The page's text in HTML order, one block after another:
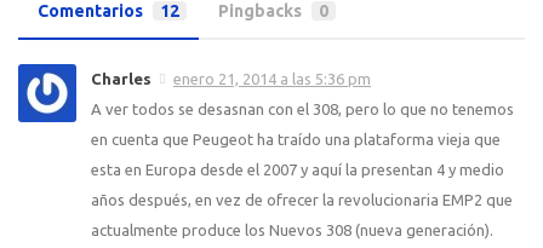
Comentarios 12 Pingbacks 0
Charles
enero 21, 2014 a las 5:36 pm
A ver todos se desasnan con el 308, pero lo que no tenemos
en cuenta que Peugeot ha traído una plataforma vieja que
esta en Europa desde el 2007 y aquí la presentan 4 y medio
años después, en vez de ofrecer la revolucionaria EMP2 que
actualmente produce los Nuevos 308 (nueva generación).